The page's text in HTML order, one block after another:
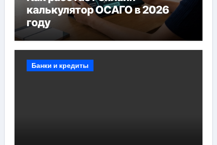
калькулятор ОСАГО в 2026
году
Банки и кредиты